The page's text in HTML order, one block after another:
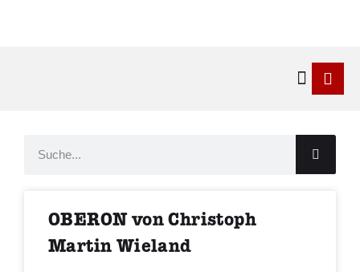
OBERON von Christoph
Martin Wieland